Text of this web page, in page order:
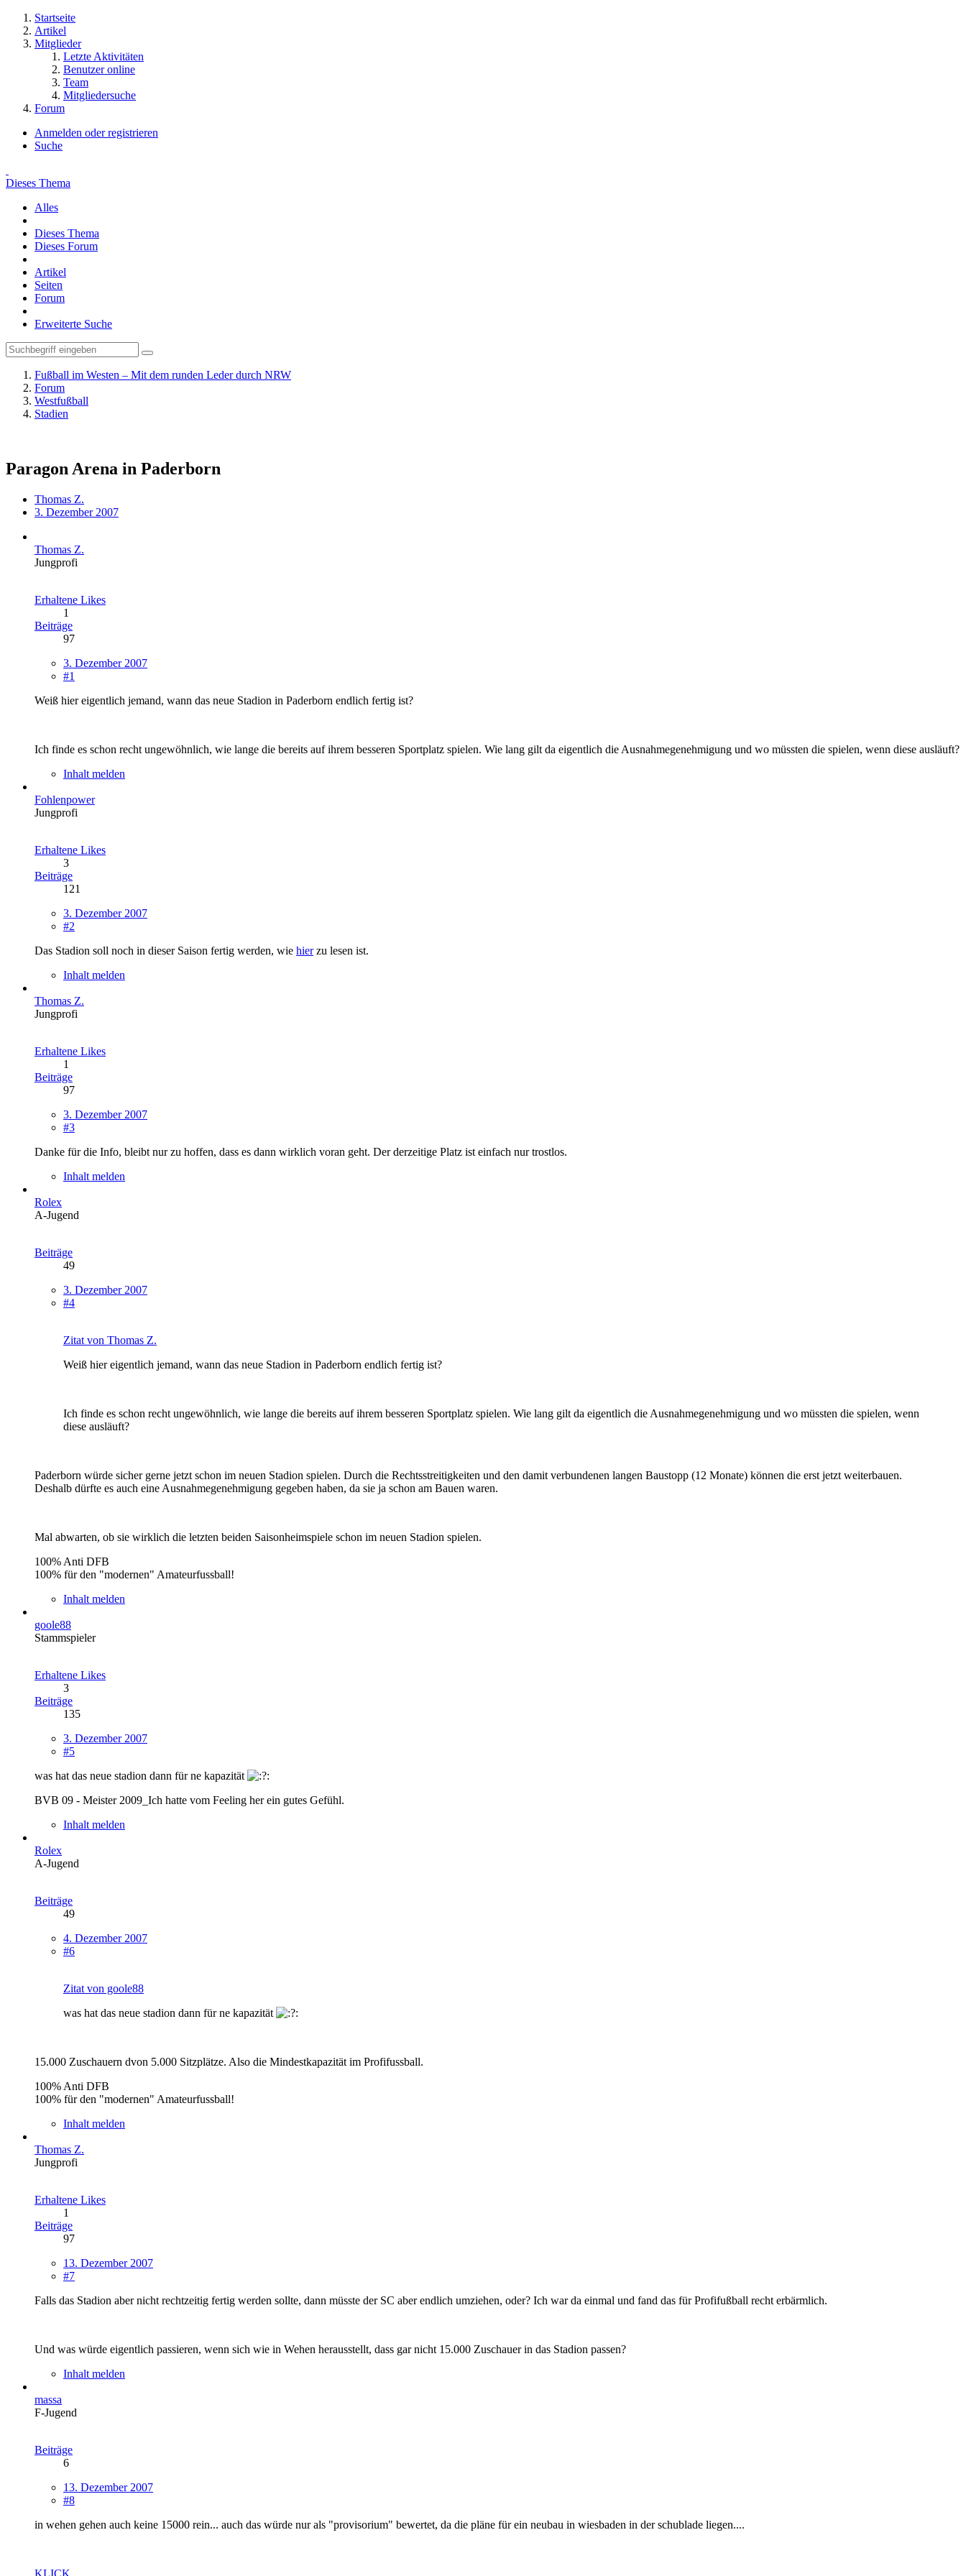
Startseite
Artikel
Mitglieder
Letzte Aktivitäten
Benutzer online
Team
Mitgliedersuche
Forum
Anmelden oder registrieren
Suche
Dieses Thema
Alles
Dieses Thema
Dieses Forum
Artikel
Seiten
Forum
Erweiterte Suche
Fußball im Westen – Mit dem runden Leder durch NRW
Forum
Westfußball
Stadien
Paragon Arena in Paderborn
Thomas Z.
3. Dezember 2007
Thomas Z.
Jungprofi
Erhaltene Likes
1
Beiträge
97
3. Dezember 2007
#1
Weiß hier eigentlich jemand, wann das neue Stadion in Paderborn endlich fertig ist?
Ich finde es schon recht ungewöhnlich, wie lange die bereits auf ihrem besseren Sportplatz spielen. Wie lang gilt da eigentlich die Ausnahmegenehmigung und wo müssten die spielen, wenn diese ausläuft?
Inhalt melden
Fohlenpower
Jungprofi
Erhaltene Likes
3
Beiträge
121
3. Dezember 2007
#2
Das Stadion soll noch in dieser Saison fertig werden, wie hierzu lesen ist.
Inhalt melden
Thomas Z.
Jungprofi
Erhaltene Likes
1
Beiträge
97
3. Dezember 2007
#3
Danke für die Info, bleibt nur zu hoffen, dass es dann wirklich voran geht. Der derzeitige Platz ist einfach nur trostlos.
Inhalt melden
Rolex
A-Jugend
Beiträge
49
3. Dezember 2007
#4
Zitat von Thomas Z.
Weiß hier eigentlich jemand, wann das neue Stadion in Paderborn endlich fertig ist?
Ich finde es schon recht ungewöhnlich, wie lange die bereits auf ihrem besseren Sportplatz spielen. Wie lang gilt da eigentlich die Ausnahmegenehmigung und wo müssten die spielen, wenn
diese ausläuft?
Paderborn würde sicher gerne jetzt schon im neuen Stadion spielen. Durch die Rechtsstreitigkeiten und den damit verbundenen langen Baustopp (12 Monate) können die erst jetzt weiterbauen.
Deshalb dürfte es auch eine Ausnahmegenehmigung gegeben haben, da sie ja schon am Bauen waren.
Mal abwarten, ob sie wirklich die letzten beiden Saisonheimspiele schon im neuen Stadion spielen.
100% Anti DFB
100% für den "modernen" Amateurfussball!
Inhalt melden
goole88
Stammspieler
Erhaltene Likes
3
Beiträge
135
3. Dezember 2007
#5
was hat das neue stadion dann für ne kapazität
BVB 09 - Meister 2009_Ich hatte vom Feeling her ein gutes Gefühl.
Inhalt melden
Rolex
A-Jugend
Beiträge
49
4. Dezember 2007
#6
Zitat von goole88
was hat das neue stadion dann für ne kapazität
15.000 Zuschauern dvon 5.000 Sitzplätze. Also die Mindestkapazität im Profifussball.
100% Anti DFB
100% für den "modernen" Amateurfussball!
Inhalt melden
Thomas Z.
Jungprofi
Erhaltene Likes
1
Beiträge
97
13. Dezember 2007
#7
Falls das Stadion aber nicht rechtzeitig fertig werden sollte, dann müsste der SC aber endlich umziehen, oder? Ich war da einmal und fand das für Profifußball recht erbärmlich.
Und was würde eigentlich passieren, wenn sich wie in Wehen herausstellt, dass gar nicht 15.000 Zuschauer in das Stadion passen?
Inhalt melden
massa
F-Jugend
Beiträge
6
13. Dezember 2007
#8
in wehen gehen auch keine 15000 rein... auch das würde nur als "provisorium" bewertet, da die pläne für ein neubau in wiesbaden in der schublade liegen....
KLICK